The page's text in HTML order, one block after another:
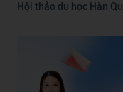
Hội thảo du học Hàn